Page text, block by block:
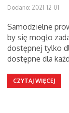
Dodano: 2021-12-01
Samodzielne
by się mogło
dostępnej tylko
dostępne dla
CZYTAJ WIĘCEJ